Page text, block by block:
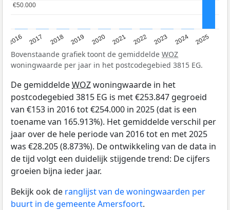
2016 2017 2018 2019 2020 2021 2022 2023 2024 2025
€50.000
€50.000
Bovenstaande grafiek toont de gemiddelde WOZ
woningwaarde per jaar in het postcodegebied 3815 EG.
De gemiddeldeWOZwoningwaarde in het
postcodegebied 3815 EG is met €253.847 gegroeid
van €153 in 2016 tot €254.000 in 2025 (dat is een
toename van 165.913%). Het gemiddelde verschil per
jaar over de hele periode van 2016 tot en met 2025
was €28.205 (8.873%). De ontwikkeling van de data in
de tijd volgt een duidelijk stijgende trend: De cijfers
groeien bijna ieder jaar.
Bekijk ook de ranglijst van de woningwaarden per
buurt in de gemeente Amersfoort.